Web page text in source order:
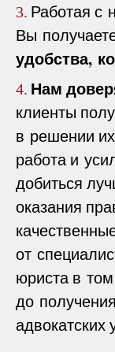
3. Работая с
Вы
удобства,
4. Нам
клиенты
в решении
работа и
добиться
оказания
от
юриста в
до
адвокатских